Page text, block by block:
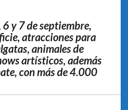
FORMOSA
6 y 7 de septiembre,
atracciones para
animales de
artísticos, además
con más de 4.000